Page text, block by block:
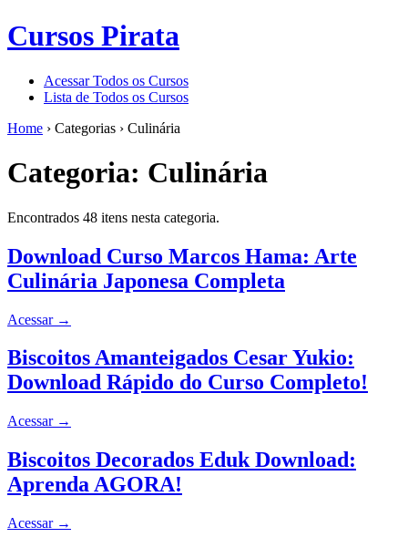
Cursos Pirata
Acessar Todos os Cursos
Lista de Todos os Cursos
Home › Categorias › Culinária
Categoria: Culinária
Encontrados 48 itens nesta categoria.
Download Curso Marcos Hama: Arte
Culinária Japonesa Completa
Acessar →
Biscoitos Amanteigados Cesar Yukio:
Download Rápido do Curso Completo!
Acessar →
Biscoitos Decorados Eduk Download:
Aprenda AGORA!
Acessar →